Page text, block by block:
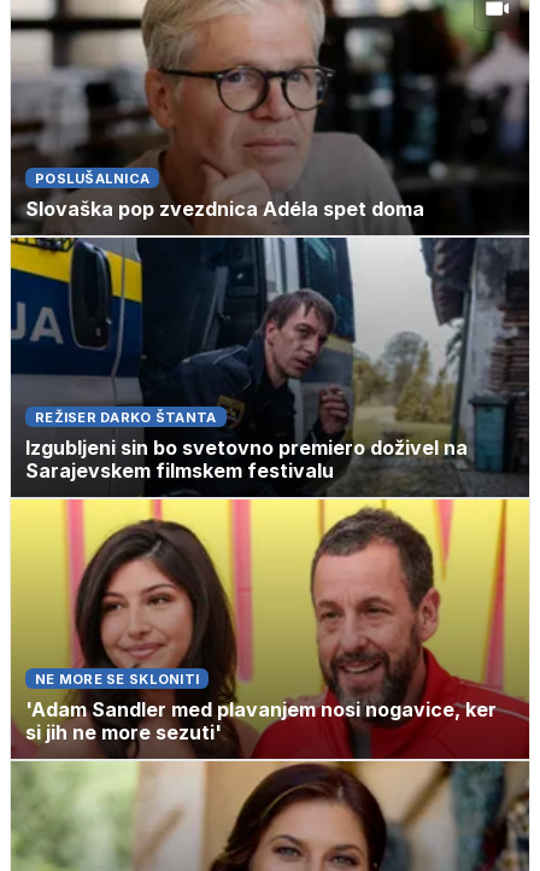
POSLUŠALNICA
Slovaška pop zvezdnica Adéla spet doma
REŽISER DARKO ŠTANTA
Izgubljeni sin bo svetovno premiero doživel na
Sarajevskem filmskem festivalu
NE MORE SE SKLONITI
'Adam Sandler med plavanjem nosi nogavice, ker
si jih ne more sezuti'